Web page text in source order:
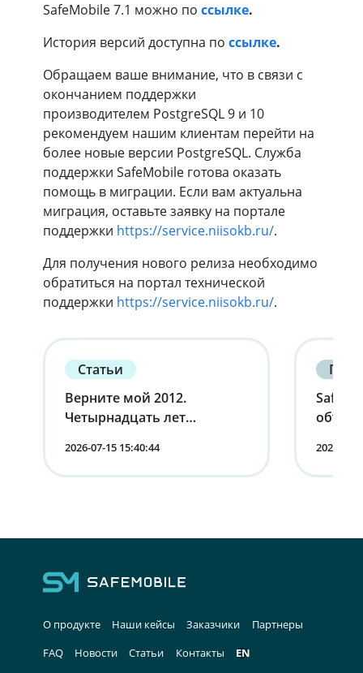
SafeMobile 7.1 можно по ссылке.
История версий доступна по ссылке.
Обращаем ваше внимание, что в связи с
окончанием поддержки
производителем PostgreSQL 9 и 10
рекомендуем нашим клиентам перейти на
более новые версии PostgreSQL. Служба
поддержки SafeMobile готова оказать
помощь в миграции. Если вам актуальна
миграция, оставьте заявку на портале
поддержки https://service.niisokb.ru/.
Для получения нового релиза необходимо
обратиться на портал технической
поддержки https://service.niisokb.ru/.
Статьи
Верните мой 2012.
Четырнадцать лет
мобильности от первого
лица
2026-07-15 15:40:44 2026-07-
О продукте Наши кейсы Заказчики
Партнеры
FAQ
Новости Статьи Контакты EN